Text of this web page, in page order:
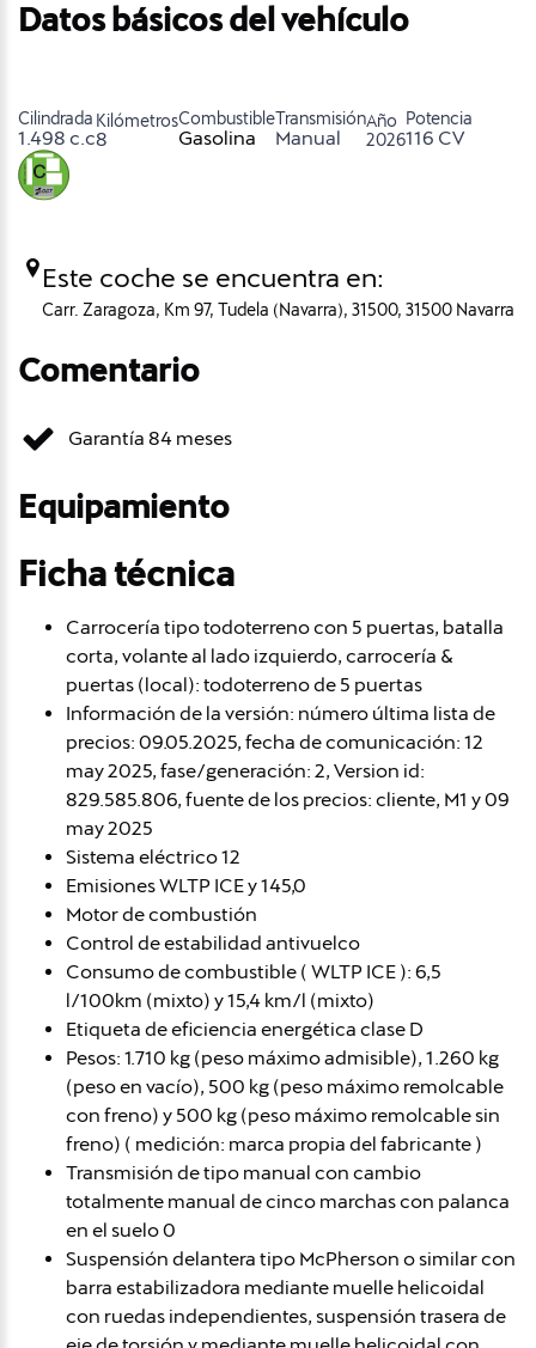
Datos básicos del vehículo
Cilindrada
1.498 c.c
Kilómetros
8
Combustible
Gasolina
Transmisión
Manual
Año
2026
Potencia
116 CV
Este coche se encuentra en:
Carr. Zaragoza, Km 97, Tudela (Navarra), 31500, 31500 Navarra
Comentario
Garantía 84 meses
Equipamiento
Ficha técnica
Carrocería tipo todoterreno con 5 puertas, batalla
corta, volante al lado izquierdo, carrocería &
puertas (local): todoterreno de 5 puertas
Información de la versión: número última lista de
precios: 09.05.2025, fecha de comunicación: 12
may 2025, fase/generación: 2, Version id:
829.585.806, fuente de los precios: cliente, M1 y 09
may 2025
Sistema eléctrico 12
Emisiones WLTP ICE y 145,0
Motor de combustión
Control de estabilidad antivuelco
Consumo de combustible ( WLTP ICE ): 6,5
l/100km (mixto) y 15,4 km/l (mixto)
Etiqueta de eficiencia energética clase D
Pesos: 1.710 kg (peso máximo admisible), 1.260 kg
(peso en vacío), 500 kg (peso máximo remolcable
con freno) y 500 kg (peso máximo remolcable sin
freno) ( medición: marca propia del fabricante )
Transmisión de tipo manual con cambio
totalmente manual de cinco marchas con palanca
en el suelo 0
Suspensión delantera tipo McPherson o similar con
barra estabilizadora mediante muelle helicoidal
con ruedas independientes, suspensión trasera de